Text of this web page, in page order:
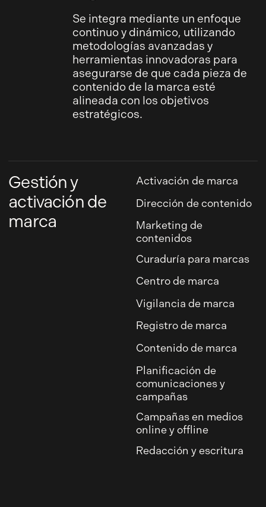
Se integra mediante un enfoque
continuo y dinámico, utilizando
metodologías avanzadas y
herramientas innovadoras para
asegurarse de que cada pieza de
contenido de la marca esté
alineada con los objetivos
estratégicos.
Gestión y
activación de
marca
Activación de marca
Dirección de contenido
Marketing de
contenidos
Curaduría para marcas
Centro de marca
Vigilancia de marca
Registro de marca
Contenido de marca
Planificación de
comunicaciones y
campañas
Campañas en medios
online y offline
Redacción y escritura